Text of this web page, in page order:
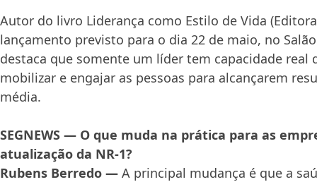
Autor do livro Liderança como Estilo de Vida
lançamento previsto para o dia 22 de maio, no
destaca que somente um líder tem capacidade real
mobilizar e engajar as pessoas para alcançarem
média.
SEGNEWS — O que muda na prática para as
atualização da NR-1?
Rubens Berredo — A principal mudança é que a